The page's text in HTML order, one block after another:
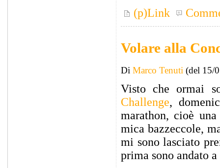
(p)Link
Volare alla
Di Marco Tenuti (del 15/
Visto che ormai
Challenge,
marathon, cioè
mica bazzeccole,
mi sono lasciato
prima sono andato